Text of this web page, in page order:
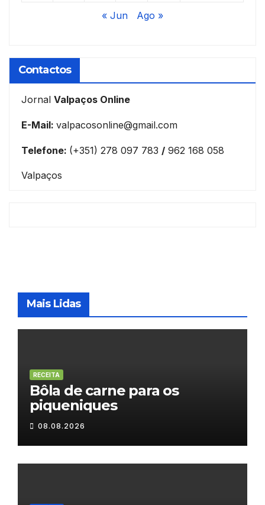
« Jun Ago »
Contactos
Jornal Valpaços Online
E-Mail: valpacosonline@gmail.com
Telefone: (+351) 278 097 783 / 962 168 058
Valpaços
Mais Lidas
RECEITA
Bôla de carne para os
piqueniques
08.08.2026